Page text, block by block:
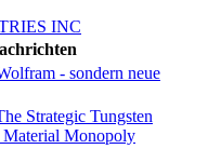
INC
- sondern neue
Strategic Tungsten
Monopoly